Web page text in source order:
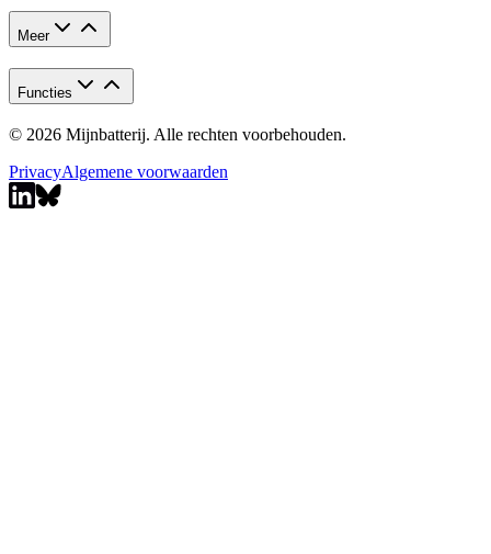
Meer
Functies
© 2026 Mijnbatterij. Alle rechten voorbehouden.
PrivacyAlgemene voorwaarden